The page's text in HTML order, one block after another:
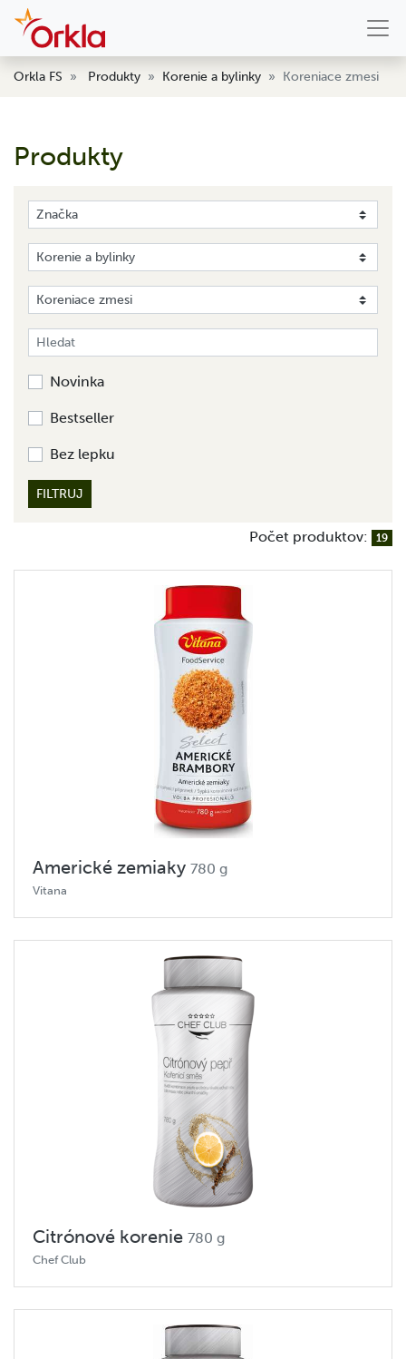
Orkla FS Produkty Korenie a bylinky Koreniace zmesi
Produkty
Novinka
Bestseller
Bez lepku
FILTRUJ
Počet produktov: 19
Americké zemiaky 780 g
Vitana
Citrónové korenie 780 g
Chef Club